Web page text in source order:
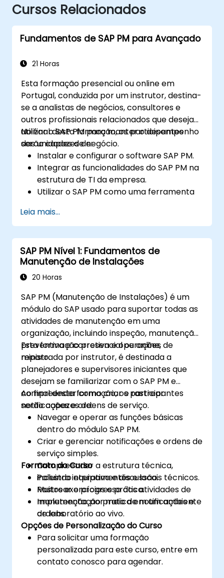
Cursos Relacionados
Fundamentos de SAP PM para Avançado
21 Horas
Esta formação presencial ou online em
Portugal, conduzida por um instrutor, destina-
se a analistas de negócios, consultores e
outros profissionais relacionados que desejam
utilizar o SAP PM para manter o desempenho
das unidades de negócio.
No final desta formação, os participantes
serão capazes de:
Instalar e configurar o software SAP PM.
Integrar as funcionalidades do SAP PM na
estrutura de TI da empresa.
Utilizar o SAP PM como uma ferramenta
manutenção.
Make uso dos relatórios do SAP PM para
atender às necessidades dos clientes.
Reconhecer a importância das
implementações do SAP PM no fluxo de
trabalho da planta e na segurança dos
Leia mais...
SAP PM Nível 1: Fundamentos de
Manutenção de Instalações
20 Horas
SAP PM (Manutenção de Instalações) é um
módulo do SAP usado para suportar todas as
atividades de manutenção em uma
organização, incluindo inspeção, manutenção
preventiva e corretiva e operações de
reparo.
Esta formação presencial ou online,
ministrada por instrutor, é destinada a
planejadores e supervisores iniciantes que
desejam se familiarizar com o SAP PM e
compreender como criar e rastrear
notificações e ordens de serviço.
Ao final desta formação, os participantes
serão capazes de:
Navegar e operar as funções básicas
dentro do módulo SAP PM.
Criar e gerenciar notificações e ordens de
serviço simples.
Compreender a estrutura técnica,
incluindo equipamentos e locais técnicos.
Rastrear o progresso das atividades de
manutenção por meio de notificações e
ordens.
Formato do Curso
Palestra interativa e discussão.
Muitos exercícios e prática.
Implementação pratica em um ambiente
de laboratório ao vivo.
Opções de Personalização do Curso
Para solicitar uma formação
personalizada para este curso, entre em
contato conosco para agendar.